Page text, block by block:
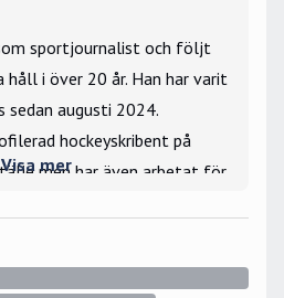
sportjournalist och följt
håll i över 20 år. Han har varit
sedan augusti 2024.
hockeyskribent på
men har även arbetat för
NHL, VM
Visa mer